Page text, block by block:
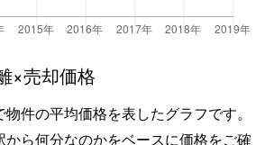
×売却価格
件の平均価格を表したグラフです。
から何分なのかをベースに価格をご確